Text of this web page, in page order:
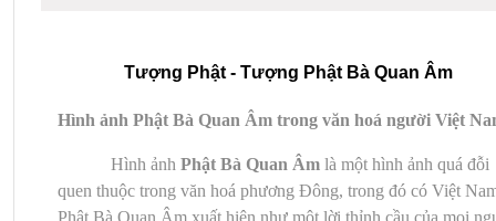
Tượng Phật - Tượng Phật Bà Quan Âm
Hình ảnh Phật Bà Quan Âm trong văn hoá người Việt
Hình ảnh Phật Bà Quan Âm là một hình ảnh quá đỗi
quen thuộc trong văn hoá phương Đông, trong đó có Việt
Phật Bà Quan Âm xuất hiện như một lời thỉnh cầu của mọi